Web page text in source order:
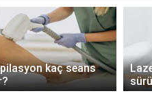
kaç seans